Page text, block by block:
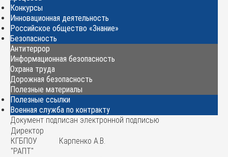
Конкурсы
Инновационная деятельность
Российское общество «Знание»
Безопасность
Антитеррор
Информационная безопасность
Охрана труда
Дорожная безопасность
Полезные материалы
Полезные ссылки
Военная служба по контракту
Документ подписан электронной подписью
Директор
КГБПОУ
"РАПТ"
Карпенко А.В.